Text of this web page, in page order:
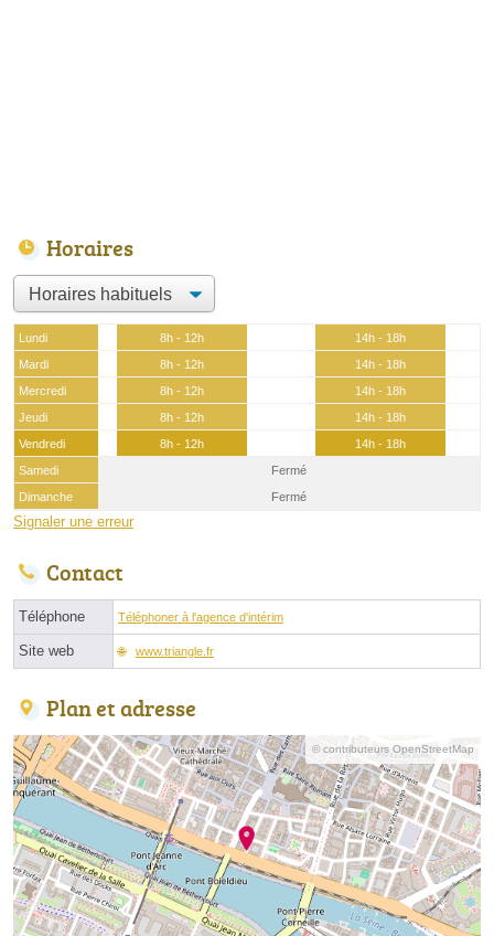
Horaires
Lundi 8h - 12h
14h - 18h
Mardi
8h - 12h
14h - 18h
Mercredi
8h - 12h
14h - 18h
Jeudi
8h - 12h
14h - 18h
Vendredi
8h - 12h
14h - 18h
Samedi
Fermé
Dimanche
Fermé
Signaler une erreur
Contact
Téléphone Téléphoner à l'agence d'intérim
Site web www.triangle.fr
Plan et adresse
© contributeurs OpenStreetMap